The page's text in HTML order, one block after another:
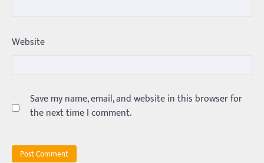
Website
Save my name, email, and website in this browser for
the next time I comment.
Balachander 15/04/2026
అందమైన అమ్మాయిని పుత్తడి బొమ్మఅని లేదా బాపూ
అందంగా ఉంటారనే నానుడి…